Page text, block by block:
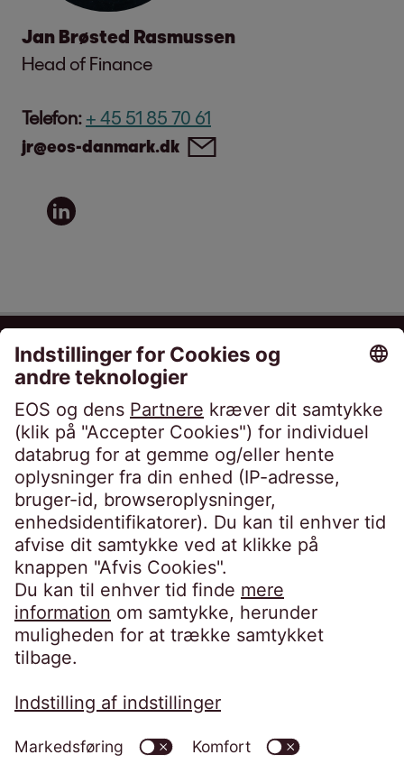
Jan Brøsted Rasmussen
Head of Finance
Telefon: + 45 51 85 70 61
jr@eos-danmark.dk
EOS Danmark A/S
True Møllevej 9
8381 Tilst
Danmark
Telefon:+45 70 22 10 20
kontakt@eos-danmark.dk